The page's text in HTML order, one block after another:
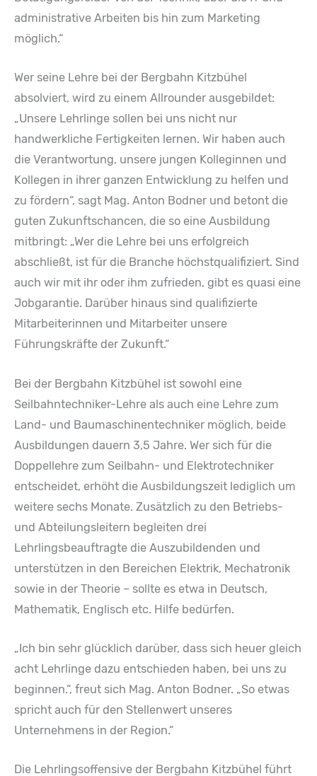
administrative Arbeiten bis hin zum Marketing
möglich.“
Wer seine Lehre bei der Bergbahn Kitzbühel
absolviert, wird zu einem Allrounder ausgebildet:
„Unsere Lehrlinge sollen bei uns nicht nur
handwerkliche Fertigkeiten lernen. Wir haben auch
die Verantwortung, unsere jungen Kolleginnen und
Kollegen in ihrer ganzen Entwicklung zu helfen und
zu fördern“, sagt Mag. Anton Bodner und betont die
guten Zukunftschancen, die so eine Ausbildung
mitbringt: „Wer die Lehre bei uns erfolgreich
abschließt, ist für die Branche höchstqualifiziert. Sind
auch wir mit ihr oder ihm zufrieden, gibt es quasi eine
Jobgarantie. Darüber hinaus sind qualifizierte
Mitarbeiterinnen und Mitarbeiter unsere
Führungskräfte der Zukunft.“
Bei der Bergbahn Kitzbühel ist sowohl eine
Seilbahntechniker-Lehre als auch eine Lehre zum
Land- und Baumaschinentechniker möglich, beide
Ausbildungen dauern 3,5 Jahre. Wer sich für die
Doppellehre zum Seilbahn- und Elektrotechniker
entscheidet, erhöht die Ausbildungszeit lediglich um
weitere sechs Monate. Zusätzlich zu den Betriebs-
und Abteilungsleitern begleiten drei
Lehrlingsbeauftragte die Auszubildenden und
unterstützen in den Bereichen Elektrik, Mechatronik
sowie in der Theorie – sollte es etwa in Deutsch,
Mathematik, Englisch etc. Hilfe bedürfen.
„Ich bin sehr glücklich darüber, dass sich heuer gleich
acht Lehrlinge dazu entschieden haben, bei uns zu
beginnen.“, freut sich Mag. Anton Bodner. „So etwas
spricht auch für den Stellenwert unseres
Unternehmens in der Region.“
Die Lehrlingsoffensive der Bergbahn Kitzbühel führt